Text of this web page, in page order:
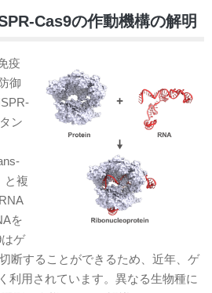
Cas9の作動機構の解明
疫
御
ン
と複
を
ゲ
断することができるため、近年、ゲ
利用されています。異なる生物種に